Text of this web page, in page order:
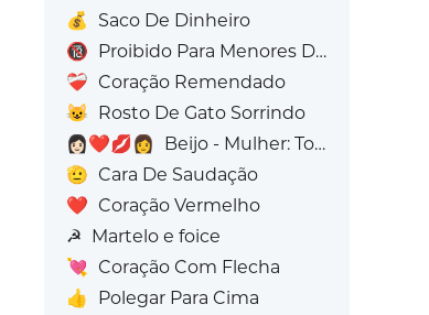
💰
Saco De Dinheiro
🔞 Proibido Para Menores De 18 Anos
❤️‍🩹 Coração Remendado
😺 Rosto De Gato Sorrindo
👩🏻‍❤️‍💋‍👩
Beijo - Mulher: Tom de pele claro, Mulher: Sem Tom de Pele
🫡 Cara De Saudação
❤️ Coração Vermelho
☭ Martelo e foice
💘 Coração Com Flecha
👍
Polegar Para Cima